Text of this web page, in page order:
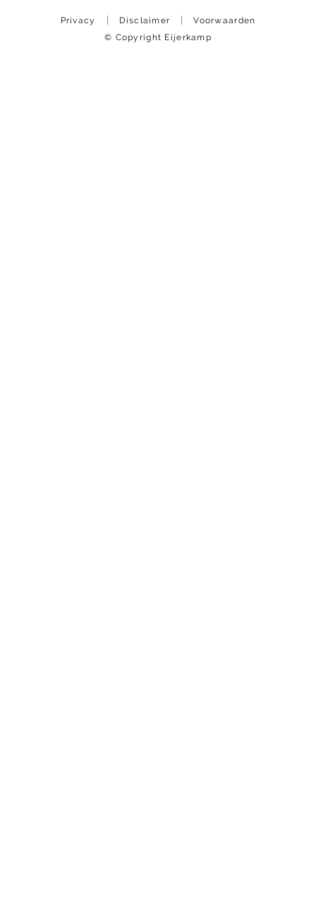
Privacy Disclaimer
Voorwaarden
© Copyright Eijerkamp